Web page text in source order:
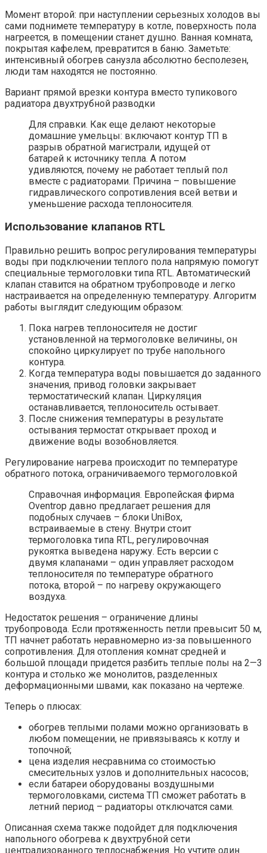
Момент второй: при наступлении серьезных холодов вы
сами поднимете температуру в котле, поверхность пола
нагреется, в помещении станет душно. Ванная комната,
покрытая кафелем, превратится в баню. Заметьте:
интенсивный обогрев санузла абсолютно бесполезен,
люди там находятся не постоянно.
Вариант прямой врезки контура вместо тупикового
радиатора двухтрубной разводки
Для справки. Как еще делают некоторые
домашние умельцы: включают контур ТП в
разрыв обратной магистрали, идущей от
батарей к источнику тепла. А потом
удивляются, почему не работает теплый пол
вместе с радиаторами. Причина – повышение
гидравлического сопротивления всей ветви и
уменьшение расхода теплоносителя.
Использование клапанов RTL
Правильно решить вопрос регулирования температуры
воды при подключении теплого пола напрямую помогут
специальные термоголовки типа RTL. Автоматический
клапан ставится на обратном трубопроводе и легко
настраивается на определенную температуру. Алгоритм
работы выглядит следующим образом:
Пока нагрев теплоносителя не достиг
установленной на термоголовке величины, он
спокойно циркулирует по трубе напольного
контура.
Когда температура воды повышается до заданного
значения, привод головки закрывает
термостатический клапан. Циркуляция
останавливается, теплоноситель остывает.
После снижения температуры в результате
остывания термостат открывает проход и
движение воды возобновляется.
Регулирование нагрева происходит по температуре
обратного потока, ограничиваемого термоголовкой
Справочная информация. Европейская фирма
Oventrop давно предлагает решения для
подобных случаев – блоки UniBox,
встраиваемые в стену. Внутри стоит
термоголовка типа RTL, регулировочная
рукоятка выведена наружу. Есть версии с
двумя клапанами – один управляет расходом
теплоносителя по температуре обратного
потока, второй – по нагреву окружающего
воздуха.
Недостаток решения – ограничение длины
трубопровода. Если протяженность петли превысит 50 м,
ТП начнет работать неравномерно из-за повышенного
сопротивления. Для отопления комнат средней и
большой площади придется разбить теплые полы на 2—3
контура и столько же монолитов, разделенных
деформационными швами, как показано на чертеже.
Теперь о плюсах:
обогрев теплыми полами можно организовать в
любом помещении, не привязываясь к котлу и
топочной;
цена изделия несравнима со стоимостью
смесительных узлов и дополнительных насосов;
если батареи оборудованы воздушными
термоголовками, система ТП сможет работать в
летний период – радиаторы отключатся сами.
Описанная схема также подойдет для подключения
напольного обогрева к двухтрубной сети
централизованного теплоснабжения. Но учтите один